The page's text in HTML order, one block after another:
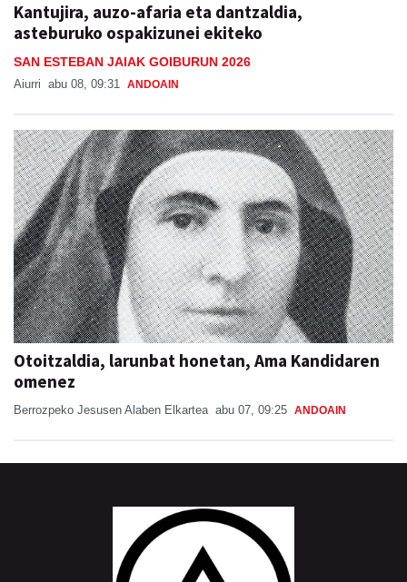
Kantujira, auzo-afaria eta dantzaldia,
asteburuko ospakizunei ekiteko
SAN ESTEBAN JAIAK GOIBURUN 2026
Aiurri abu 08, 09:31 ANDOAIN
Otoitzaldia, larunbat honetan, Ama Kandidaren
omenez
Berrozpeko Jesusen Alaben Elkartea abu 07, 09:25 ANDOAIN